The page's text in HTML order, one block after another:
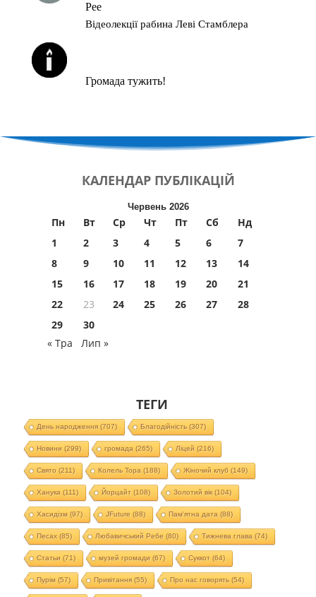
Рее
Відеолекції рабина Леві Стамблера
Громада тужить!
КАЛЕНДАР ПУБЛІКАЦІЙ
Червень 2026
Пн Вт Ср Чт Пт Сб
Нд
1
2 3 4 5 6
7
8
9 10 11 12 13
14
15
16 17 18 19 20
21
22
23 24 25 26 27
28
29
30
« Тра
Лип »
ТЕГИ
День народження(707) Благодійність (307)
Новини (299) громада (265) Ліцей (216)
Свято (211) Колель Тора (188) Жіночий клуб (149)
Ханука (111) Йорцайт (108) Золотий вік(104)
Хасидізм (97) JFuture (88) Пам'ятна дата (88)
Песах(85) Любавичський Ребе (80) Тижнева глава (74)
Статьи (71) музей громади (67) Суккот (64)
Пурім (57) Привітання(55) Про нас говорять (54)